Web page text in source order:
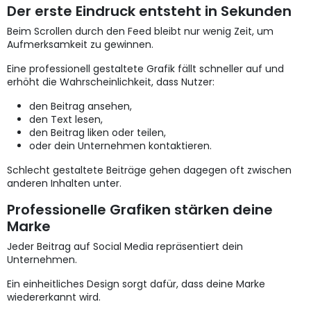
Der erste Eindruck entsteht in Sekunden
Beim Scrollen durch den Feed bleibt nur wenig Zeit, um
Aufmerksamkeit zu gewinnen.
Eine professionell gestaltete Grafik fällt schneller auf und
erhöht die Wahrscheinlichkeit, dass Nutzer:
den Beitrag ansehen,
den Text lesen,
den Beitrag liken oder teilen,
oder dein Unternehmen kontaktieren.
Schlecht gestaltete Beiträge gehen dagegen oft zwischen
anderen Inhalten unter.
Professionelle Grafiken stärken deine
Marke
Jeder Beitrag auf Social Media repräsentiert dein
Unternehmen.
Ein einheitliches Design sorgt dafür, dass deine Marke
wiedererkannt wird.